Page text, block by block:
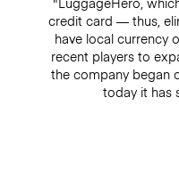
credit card — thus,
have local currency
recent players to
the company began
today it has